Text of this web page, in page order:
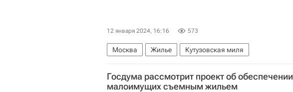
12 января 2024, 16:16 573
Москва Жилье Кутузовская миля
Госдума рассмотрит проект об обеспечении
малоимущих съемным жильем